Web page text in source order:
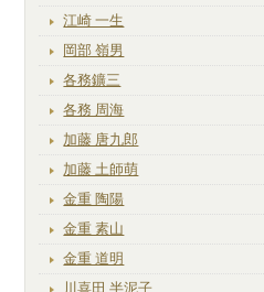
江崎 一生
岡部 嶺男
各務鑛三
各務 周海
加藤 唐九郎
加藤 土師萌
金重 陶陽
金重 素山
金重 道明
川喜田 半泥子